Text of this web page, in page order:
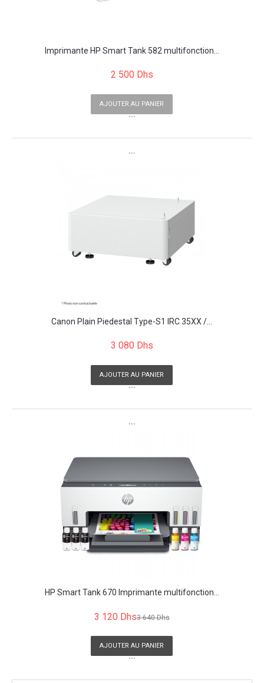
Imprimante HP Smart Tank 582 multifonction...
2 500 Dhs
AJOUTER AU PANIER
```
```
Canon Plain Piedestal Type-S1 IRC 35XX /...
3 080 Dhs
AJOUTER AU PANIER
```
```
HP Smart Tank 670 Imprimante multifonction...
3 120 Dhs3 640 Dhs
AJOUTER AU PANIER
```